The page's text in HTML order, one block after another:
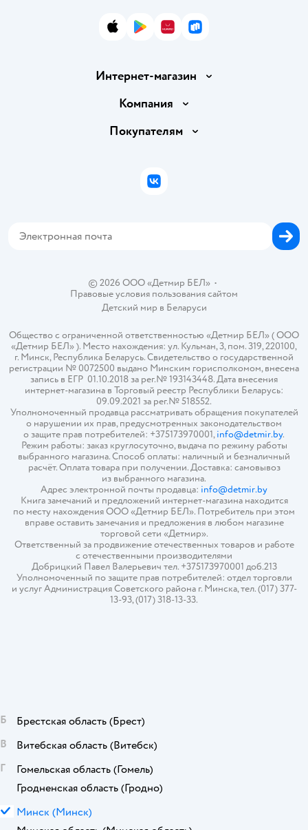
App StoreGoogle Play
AppGallery
RuStore
Интернет-магазин
Доставка и оплата
Правила продажи
Политика использования файлов cookie
Компания
Вакансии
Покупателям
Бонусные карты
© 2026 ООО «Детмир БЕЛ»•
Правовые условия пользования сайтом
Детский мир в Беларуси
Общество с ограниченной ответственностью «Детмир БЕЛ» ( ООО
«Детмир БЕЛ» ). Место нахождения: ул. Кульман, 3, пом. 319, 220100,
г. Минск, Республика Беларусь. Свидетельство о государственной
регистрации № 0072500 выдано Минским горисполкомом, внесена
запись в ЕГР 01.10.2018 за рег.№ 193143448. Дата внесения
интернет-магазина в Торговый реестр Республики Беларусь:
09.09.2021 за рег.№ 518552.
Уполномоченный продавца рассматривать обращения покупателей
о нарушении их прав, предусмотренных законодательством
о защите прав потребителей: +375173970001,info@detmir.by.
Режим работы: заказ круглосуточно, выдача по режиму работы
выбранного магазина. Способ оплаты: наличный и безналичный
расчёт. Оплата товара при получении. Доставка: самовывоз
из выбранного магазина.
Адрес электронной почты продавца: info@detmir.by
Книга замечаний и предложений интернет-магазина находится
по месту нахождения ООО «Детмир БЕЛ». Потребитель при этом
вправе оставить замечания и предложения в любом магазине
торговой сети «Детмир».
Ответственный за продвижение отечественных товаров и работе
с отечественными производителями
Добрицкий Павел Валерьевич тел. +375173970001 доб.213
Уполномоченный по защите прав потребителей: отдел торговли
и услуг Администрация Советского района г. Минска, тел. (017) 377-
13-93, (017) 318-13-33.
ВКонтакте
Б Брестская область (Брест)
В
Витебская область (Витебск)
Г
Гомельская область (Гомель)
Гродненская область (Гродно)
М Минск (Минск)